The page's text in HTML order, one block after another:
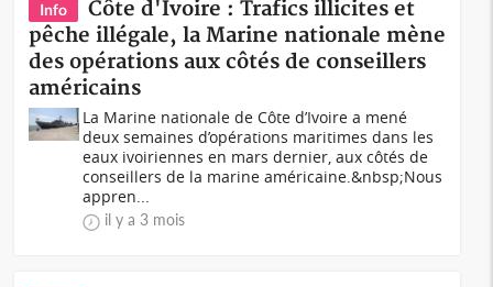
Info
Côte d'Ivoire : Trafics illicites et
pêche illégale, la Marine nationale mène
des opérations aux côtés de conseillers
américains
La Marine nationale de Côte d’Ivoire a mené
deux semaines d’opérations maritimes dans les
eaux ivoiriennes en mars dernier, aux côtés de
conseillers de la marine américaine.&nbsp;Nous
appren...
il y a 3 mois